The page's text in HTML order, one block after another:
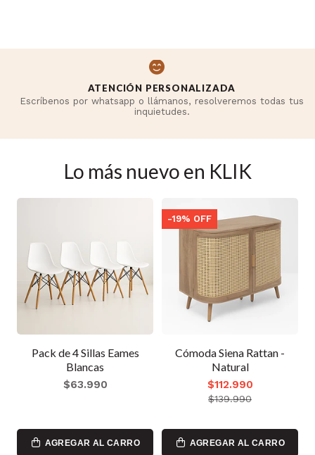
ATENCIÓN PERSONALIZADA
Escríbenos por whatsapp o llámanos, resolveremos todas tus
inquietudes.
Lo más nuevo en KLIK
Cómoda Siena Rattan -
Natural
$112.990
AGREGAR AL CARRO
-19% OFF
Banco de Diseño Retro en
Madera con Asiento
Trenzado
$56.990
AGREGAR AL CARRO